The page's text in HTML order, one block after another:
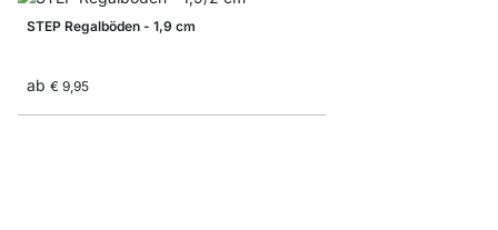
STEP Regalböden - 1,9 cm
ab € 9,95